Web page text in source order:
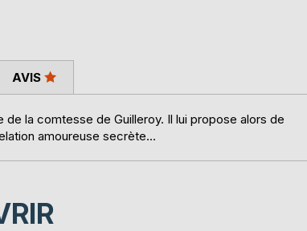
la comtesse de Guilleroy. Il lui propose alors de
amoureuse secrète...
AVIS